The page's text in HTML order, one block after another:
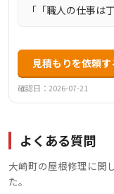
「「職人の仕事は
見積もりを依頼す
確認日：2026-07-21
よくある質問
大崎町の屋根修理に関
た。